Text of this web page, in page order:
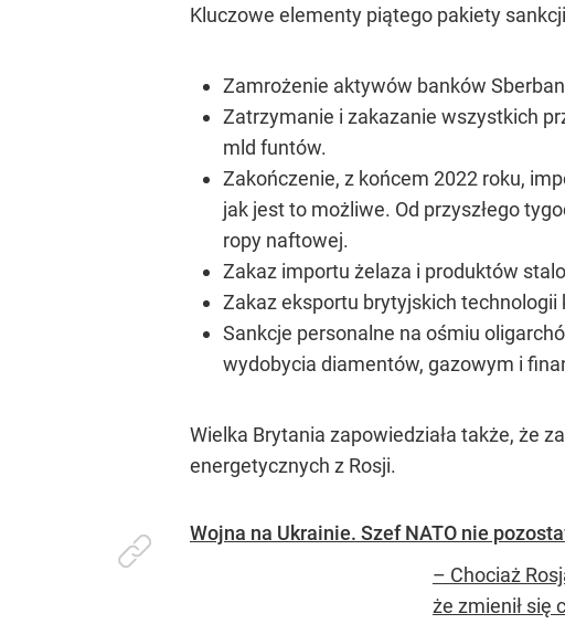
Kluczowe elementy piątego pakiety
Zamrożenie aktywów banków
Zatrzymanie i zakazanie wszystkich
mld funtów.
Zakończenie, z końcem 2022 roku,
jak jest to możliwe. Od przyszłego
ropy naftowej.
Zakaz importu żelaza i produktów
Zakaz eksportu brytyjskich
Sankcje personalne na ośmiu
wydobycia diamentów, gazowym i
Wielka Brytania zapowiedziała także, że
energetycznych z Rosji.
Wojna na Ukrainie. Szef NATO nie
– Chociaż
że zmienił się